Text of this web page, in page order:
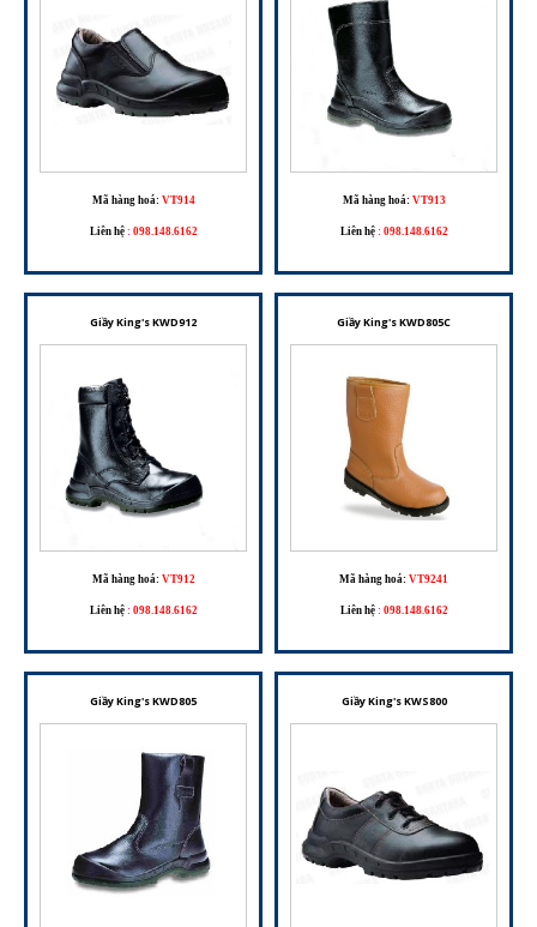
Mã hàng hoá: VT914
Liên hệ : 098.148.6162
Mã hàng hoá: VT913
Liên hệ : 098.148.6162
Giầy King's KWD912
Mã hàng hoá: VT912
Liên hệ : 098.148.6162
Giầy King's KWD805C
Mã hàng hoá: VT9241
Liên hệ : 098.148.6162
Giầy King's KWD805 Giầy King's KWS800